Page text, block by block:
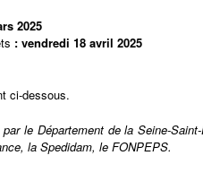
2025
: vendredi 18 avril 2025
ci-dessous.
le Département de la Seine-
la Spedidam, le FONPEPS.